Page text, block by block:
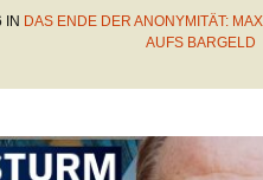
IN DAS ENDE DER ANONYMITÄT:
AUFS BARGELD